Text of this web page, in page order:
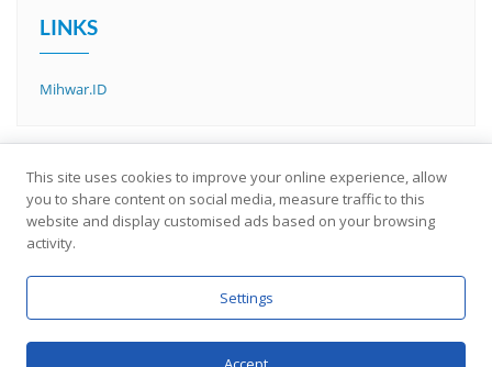
LINKS
Mihwar.ID
About Us
Copyright ©2026 Gurupedia . All rights reserved.
This site uses cookies to improve your online experience, allow
you to share content on social media, measure traffic to this
website and display customised ads based on your browsing
activity.
Settings